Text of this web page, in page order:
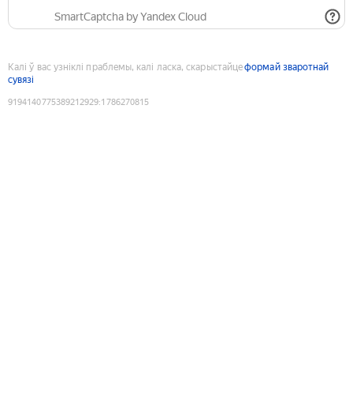
SmartCaptcha by Yandex Cloud
Калі ў вас узніклі праблемы, калі ласка, скарыстайцеформай зваротнай
сувязі
9194140775389212929:1786270815